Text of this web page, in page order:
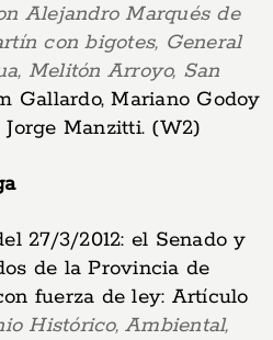
Alejandro Marqués de
con bigotes, General
Melitón Arroyo, San
Gallardo, Mariano Godoy
Manzitti. (W2)
27/3/2012: el Senado y
de la Provincia de
fuerza de ley: Artículo
Histórico, Ambiental,